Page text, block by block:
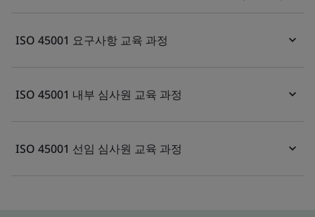
ISO 45001 요구사항 교육 과정
ISO 45001 내부 심사원 교육 과정
ISO 45001 선임 심사원 교육 과정